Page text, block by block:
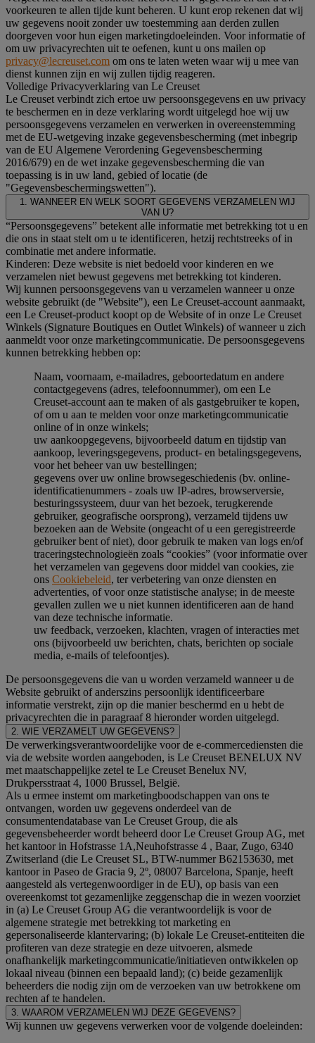
voorkeuren te allen tijde kunt beheren. U kunt erop rekenen dat wij
uw gegevens nooit zonder uw toestemming aan derden zullen
doorgeven voor hun eigen marketingdoeleinden. Voor informatie of
om uw privacyrechten uit te oefenen, kunt u ons mailen op
privacy@lecreuset.com om ons te laten weten waar wij u mee van
dienst kunnen zijn en wij zullen tijdig reageren.
Volledige Privacyverklaring van Le Creuset
Le Creuset verbindt zich ertoe uw persoonsgegevens en uw privacy
te beschermen en in deze verklaring wordt uitgelegd hoe wij uw
persoonsgegevens verzamelen en verwerken in overeenstemming
met de EU-wetgeving inzake gegevensbescherming (met inbegrip
van de EU Algemene Verordening Gegevensbescherming
2016/679) en de wet inzake gegevensbescherming die van
toepassing is in uw land, gebied of locatie (de
"Gegevensbeschermingswetten").
1. WANNEER EN WELK SOORT GEGEVENS VERZAMELEN WIJ
VAN U?
“Persoonsgegevens” betekent alle informatie met betrekking tot u en
die ons in staat stelt om u te identificeren, hetzij rechtstreeks of in
combinatie met andere informatie.
Kinderen: Deze website is niet bedoeld voor kinderen en we
verzamelen niet bewust gegevens met betrekking tot kinderen.
Wij kunnen persoonsgegevens van u verzamelen wanneer u onze
website gebruikt (de "Website"), een Le Creuset-account aanmaakt,
een Le Creuset-product koopt op de Website of in onze Le Creuset
Winkels (Signature Boutiques en Outlet Winkels) of wanneer u zich
aanmeldt voor onze marketingcommunicatie. De persoonsgegevens
kunnen betrekking hebben op:
Naam, voornaam, e-mailadres, geboortedatum en andere
contactgegevens (adres, telefoonnummer), om een Le
Creuset-account aan te maken of als gastgebruiker te kopen,
of om u aan te melden voor onze marketingcommunicatie
online of in onze winkels;
uw aankoopgegevens, bijvoorbeeld datum en tijdstip van
aankoop, leveringsgegevens, product- en betalingsgegevens,
voor het beheer van uw bestellingen;
gegevens over uw online browsegeschiedenis (bv. online-
identificatienummers - zoals uw IP-adres, browserversie,
besturingssysteem, duur van het bezoek, terugkerende
gebruiker, geografische oorsprong), verzameld tijdens uw
bezoeken aan de Website (ongeacht of u een geregistreerde
gebruiker bent of niet), door gebruik te maken van logs en/of
traceringstechnologieën zoals “cookies” (voor informatie over
het verzamelen van gegevens door middel van cookies, zie
ons Cookiebeleid, ter verbetering van onze diensten en
advertenties, of voor onze statistische analyse; in de meeste
gevallen zullen we u niet kunnen identificeren aan de hand
van deze technische informatie.
uw feedback, verzoeken, klachten, vragen of interacties met
ons (bijvoorbeeld uw berichten, chats, berichten op sociale
media, e-mails of telefoontjes).
De persoonsgegevens die van u worden verzameld wanneer u de
Website gebruikt of anderszins persoonlijk identificeerbare
informatie verstrekt, zijn op die manier beschermd en u hebt de
privacyrechten die in paragraaf 8 hieronder worden uitgelegd.
2. WIE VERZAMELT UW GEGEVENS?
De verwerkingsverantwoordelijke voor de e-commercediensten die
via de website worden aangeboden, is Le Creuset BENELUX NV
met maatschappelijke zetel te Le Creuset Benelux NV,
Drukpersstraat 4, 1000 Brussel, België.
Als u ermee instemt om marketingboodschappen van ons te
ontvangen, worden uw gegevens onderdeel van de
consumentendatabase van Le Creuset Group, die als
gegevensbeheerder wordt beheerd door Le Creuset Group AG, met
het kantoor in Hofstrasse 1A,Neuhofstrasse 4 , Baar, Zugo, 6340
Zwitserland (die Le Creuset SL, BTW-nummer B62153630, met
kantoor in Paseo de Gracia 9, 2º, 08007 Barcelona, Spanje, heeft
aangesteld als vertegenwoordiger in de EU), op basis van een
overeenkomst tot gezamenlijke zeggenschap die in wezen voorziet
in (a) Le Creuset Group AG die verantwoordelijk is voor de
algemene strategie met betrekking tot marketing en
gepersonaliseerde klantervaring; (b) lokale Le Creuset-entiteiten die
profiteren van deze strategie en deze uitvoeren, alsmede
onafhankelijk marketingcommunicatie/initiatieven ontwikkelen op
lokaal niveau (binnen een bepaald land); (c) beide gezamenlijk
beheerders die nodig zijn om de verzoeken van uw betrokkene om
rechten af te handelen.
3. WAAROM VERZAMELEN WIJ DEZE GEGEVENS?
Wij kunnen uw gegevens verwerken voor de volgende doeleinden: